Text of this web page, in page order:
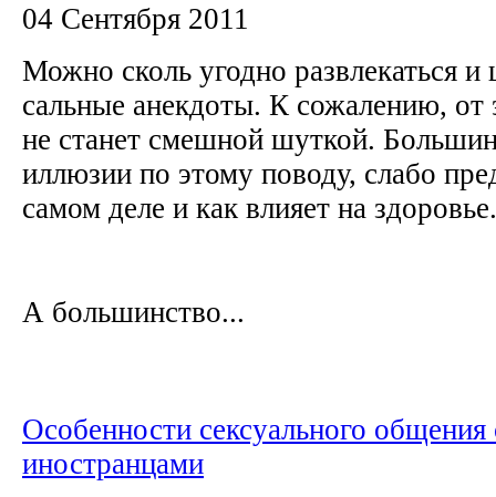
04 Сентября 2011
Можно сколь угодно развлекаться и
сальные анекдоты. К сожалению, от
не станет смешной шуткой.
иллюзии по этому поводу, слабо
самом деле и как влияет на
А большинство...
Особенности сексуального общения
иностранцами